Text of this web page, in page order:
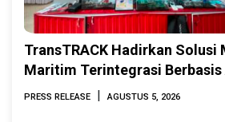
TransTRACK Hadirkan
Maritim Terintegrasi Berbasis
Indonesia Marine & Offshore
PRESS RELEASE | AGUSTUS 5, 2026